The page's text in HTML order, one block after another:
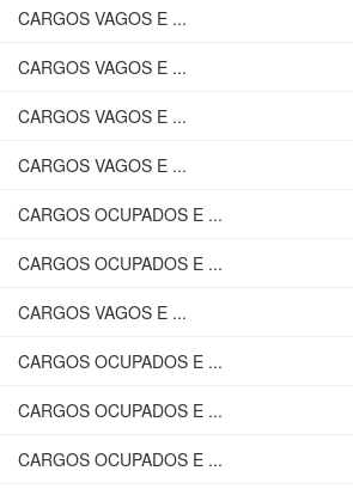
CARGOS VAGOS E ...
CARGOS VAGOS E ...
CARGOS VAGOS E ...
CARGOS VAGOS E ...
CARGOS OCUPADOS E ...
CARGOS OCUPADOS E ...
CARGOS VAGOS E ...
CARGOS OCUPADOS E ...
CARGOS OCUPADOS E ...
CARGOS OCUPADOS E ...